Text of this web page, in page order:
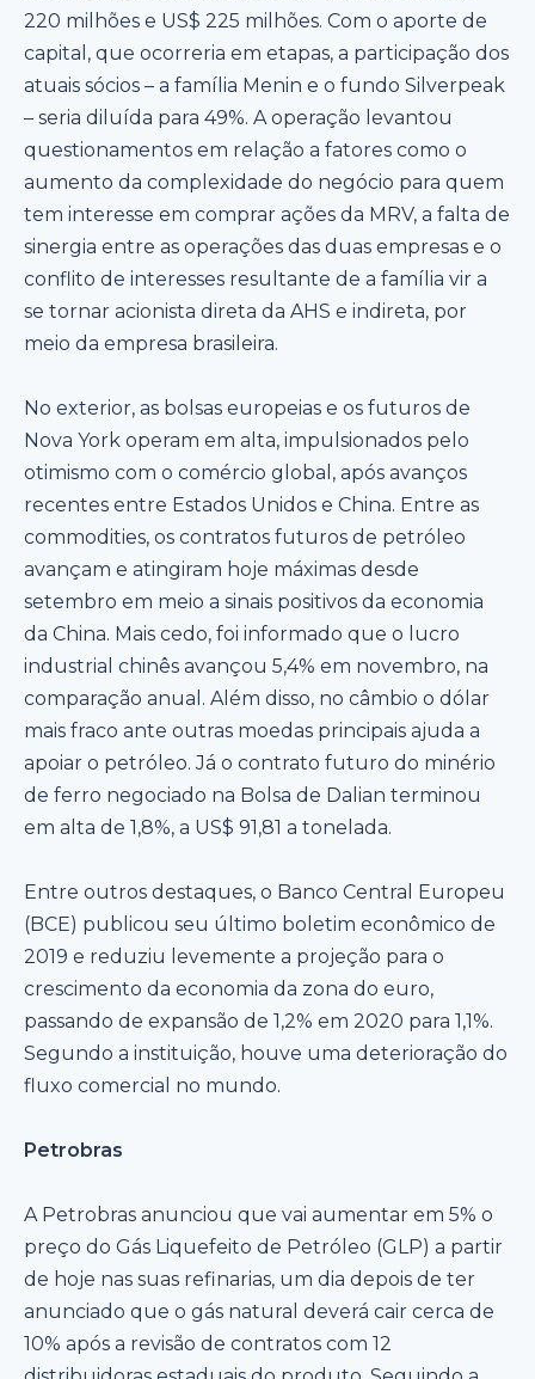
220 milhões e US$ 225 milhões. Com o aporte de
capital, que ocorreria em etapas, a participação dos
atuais sócios – a família Menin e o fundo Silverpeak
– seria diluída para 49%. A operação levantou
questionamentos em relação a fatores como o
aumento da complexidade do negócio para quem
tem interesse em comprar ações da MRV, a falta de
sinergia entre as operações das duas empresas e o
conflito de interesses resultante de a família vir a
se tornar acionista direta da AHS e indireta, por
meio da empresa brasileira.
No exterior, as bolsas europeias e os futuros de
Nova York operam em alta, impulsionados pelo
otimismo com o comércio global, após avanços
recentes entre Estados Unidos e China. Entre as
commodities, os contratos futuros de petróleo
avançam e atingiram hoje máximas desde
setembro em meio a sinais positivos da economia
da China. Mais cedo, foi informado que o lucro
industrial chinês avançou 5,4% em novembro, na
comparação anual. Além disso, no câmbio o dólar
mais fraco ante outras moedas principais ajuda a
apoiar o petróleo. Já o contrato futuro do minério
de ferro negociado na Bolsa de Dalian terminou
em alta de 1,8%, a US$ 91,81 a tonelada.
Entre outros destaques, o Banco Central Europeu
(BCE) publicou seu último boletim econômico de
2019 e reduziu levemente a projeção para o
crescimento da economia da zona do euro,
passando de expansão de 1,2% em 2020 para 1,1%.
Segundo a instituição, houve uma deterioração do
fluxo comercial no mundo.
Petrobras
A Petrobras anunciou que vai aumentar em 5% o
preço do Gás Liquefeito de Petróleo (GLP) a partir
de hoje nas suas refinarias, um dia depois de ter
anunciado que o gás natural deverá cair cerca de
10% após a revisão de contratos com 12